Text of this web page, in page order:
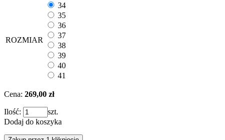
ROZMIAR
34
35
36
37
38
39
40
41
Cena: 269,00 zł
Ilość:
szt.
Dodaj do koszyka